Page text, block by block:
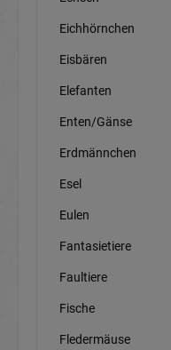
Eichhörnchen
Eisbären
Elefanten
Enten/Gänse
Erdmännchen
Esel
Eulen
Fantasietiere
Faultiere
Fische
Fledermäuse